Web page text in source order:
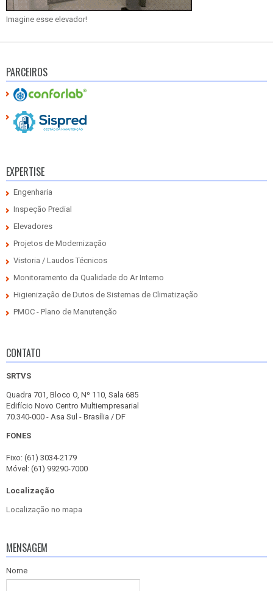
Imagine esse elevador!
PARCEIROS
EXPERTISE
Engenharia
Inspeção Predial
Elevadores
Projetos de Modernização
Vistoria / Laudos Técnicos
Monitoramento da Qualidade do Ar Interno
Higienização de Dutos de Sistemas de Climatização
PMOC - Plano de Manutenção
CONTATO
SRTVS
Quadra 701, Bloco O, Nº 110, Sala 685
Edifício Novo Centro Multiempresarial
70.340-000 - Asa Sul - Brasília / DF
FONES
Fixo: (61) 3034-2179
Móvel: (61) 99290-7000
Localização
Localização no mapa
MENSAGEM
Nome